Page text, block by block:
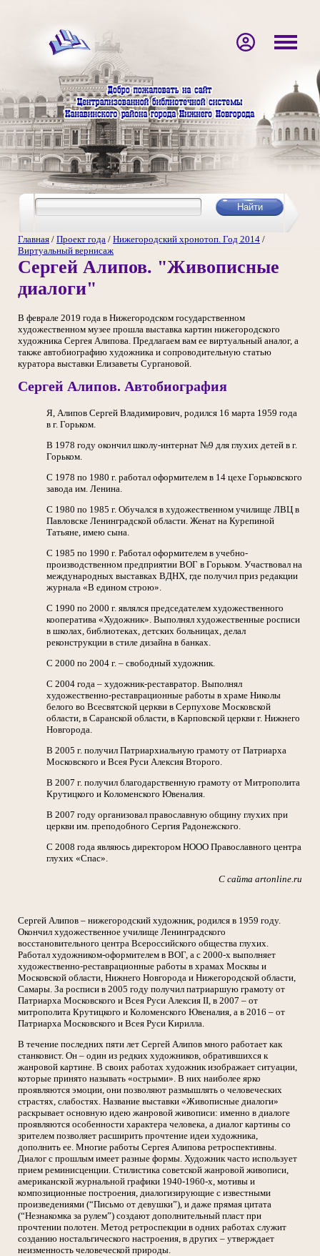
Главная / Проект года / Нижегородский хронотоп. Год 2014 /
Виртуальный вернисаж
Сергей Алипов. "Живописные
диалоги"
В феврале 2019 года в Нижегородском государственном
художественном музее прошла выставка картин нижегородского
художника Сергея Алипова. Предлагаем вам ее виртуальный аналог, а
также автобиографию художника и сопроводительную статью
куратора выставки Елизаветы Сургановой.
Сергей Алипов. Автобиография
Я, Алипов Сергей Владимирович, родился 16 марта 1959 года
в г. Горьком.
В 1978 году окончил школу-интернат №9 для глухих детей в г.
Горьком.
С 1978 по 1980 г. работал оформителем в 14 цехе Горьковского
завода им. Ленина.
С 1980 по 1985 г. Обучался в художественном училище ЛВЦ в
Павловске Ленинградской области. Женат на Курепиной
Татьяне, имею сына.
С 1985 по 1990 г. Работал оформителем в учебно-
производственном предприятии ВОГ в Горьком. Участвовал на
международных выставках ВДНХ, где получил приз редакции
журнала «В едином строю».
С 1990 по 2000 г. являлся председателем художественного
кооператива «Художник». Выполнял художественные росписи
в школах, библиотеках, детских больницах, делал
реконструкции в стиле дизайна в банках.
С 2000 по 2004 г. – свободный художник.
С 2004 года – художник-реставратор. Выполнял
художественно-реставрационные работы в храме Николы
белого во Всесвятской церкви в Серпухове Московской
области, в Саранской области, в Карповской церкви г. Нижнего
Новгорода.
В 2005 г. получил Патриархиальную грамоту от Патриарха
Московского и Всея Руси Алексия Второго.
В 2007 г. получил благодарственную грамоту от Митрополита
Крутицкого и Коломенского Ювеналия.
В 2007 году организовал православную общину глухих при
церкви им. преподобного Сергия Радонежского.
С 2008 года являюсь директором НООО Православного центра
глухих «Спас».
С сайта artonline.ru
Сергей Алипов – нижегородский художник, родился в 1959 году.
Окончил художественное училище Ленинградского
восстановительного центра Всероссийского общества глухих.
Работал художником-оформителем в ВОГ, а с 2000-х выполняет
художественно-реставрационные работы в храмах Москвы и
Московской области, Нижнего Новгорода и Нижегородской области,
Самары. За росписи в 2005 году получил патриаршую грамоту от
Патриарха Московского и Всея Руси Алексия II, в 2007 – от
митрополита Крутицкого и Коломенского Ювеналия, а в 2016 – от
Патриарха Московского и Всея Руси Кирилла.
В течение последних пяти лет Сергей Алипов много работает как
станковист. Он – один из редких художников, обратившихся к
жанровой картине. В своих работах художник изображает ситуации,
которые принято называть «острыми». В них наиболее ярко
проявляются эмоции, они позволяют размышлять о человеческих
страстях, слабостях. Название выставки «Живописные диалоги»
раскрывает основную идею жанровой живописи: именно в диалоге
проявляются особенности характера человека, а диалог картины со
зрителем позволяет расширить прочтение идеи художника,
дополнить ее. Многие работы Сергея Алипова ретроспективны.
Диалог с прошлым имеет разные формы. Художник часто использует
прием реминисценции. Стилистика советской жанровой живописи,
американской журнальной графики 1940-1960-х, мотивы и
композиционные построения, диалогизирующие с известными
произведениями (“Письмо от девушки”), и даже прямая цитата
(“Незнакомка за рулем”) создают дополнительный пласт при
прочтении полотен. Метод ретроспекции в одних работах служит
созданию ностальгического настроения, в других – утверждает
неизменность человеческой природы.